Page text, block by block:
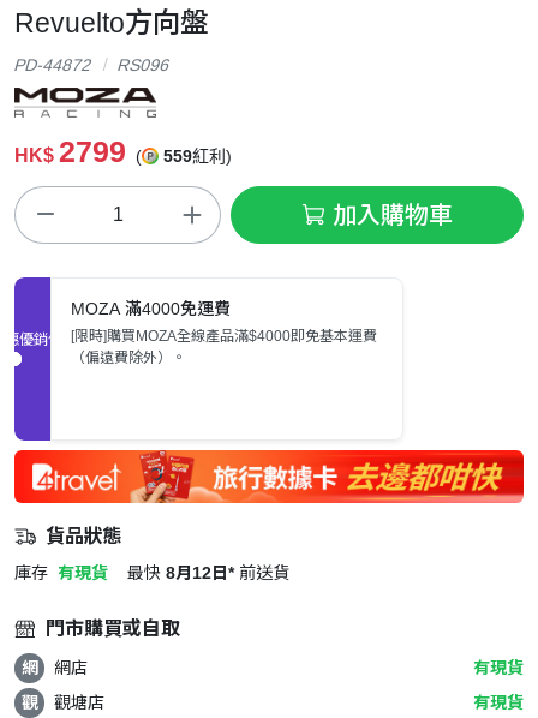
Revuelto方向盤
PD-44872 RS096
HK$ 2799 ( 559紅利)
加入購物車
促銷優惠
MOZA 滿4000免運費
[限時]購買MOZA全線產品滿$4000即免基本運費
（偏遠費除外）。
貨品狀態
庫存 有現貨 最快 8月12日* 前送貨
門市購買或自取
網 網店
有現貨
觀
觀塘店
有現貨